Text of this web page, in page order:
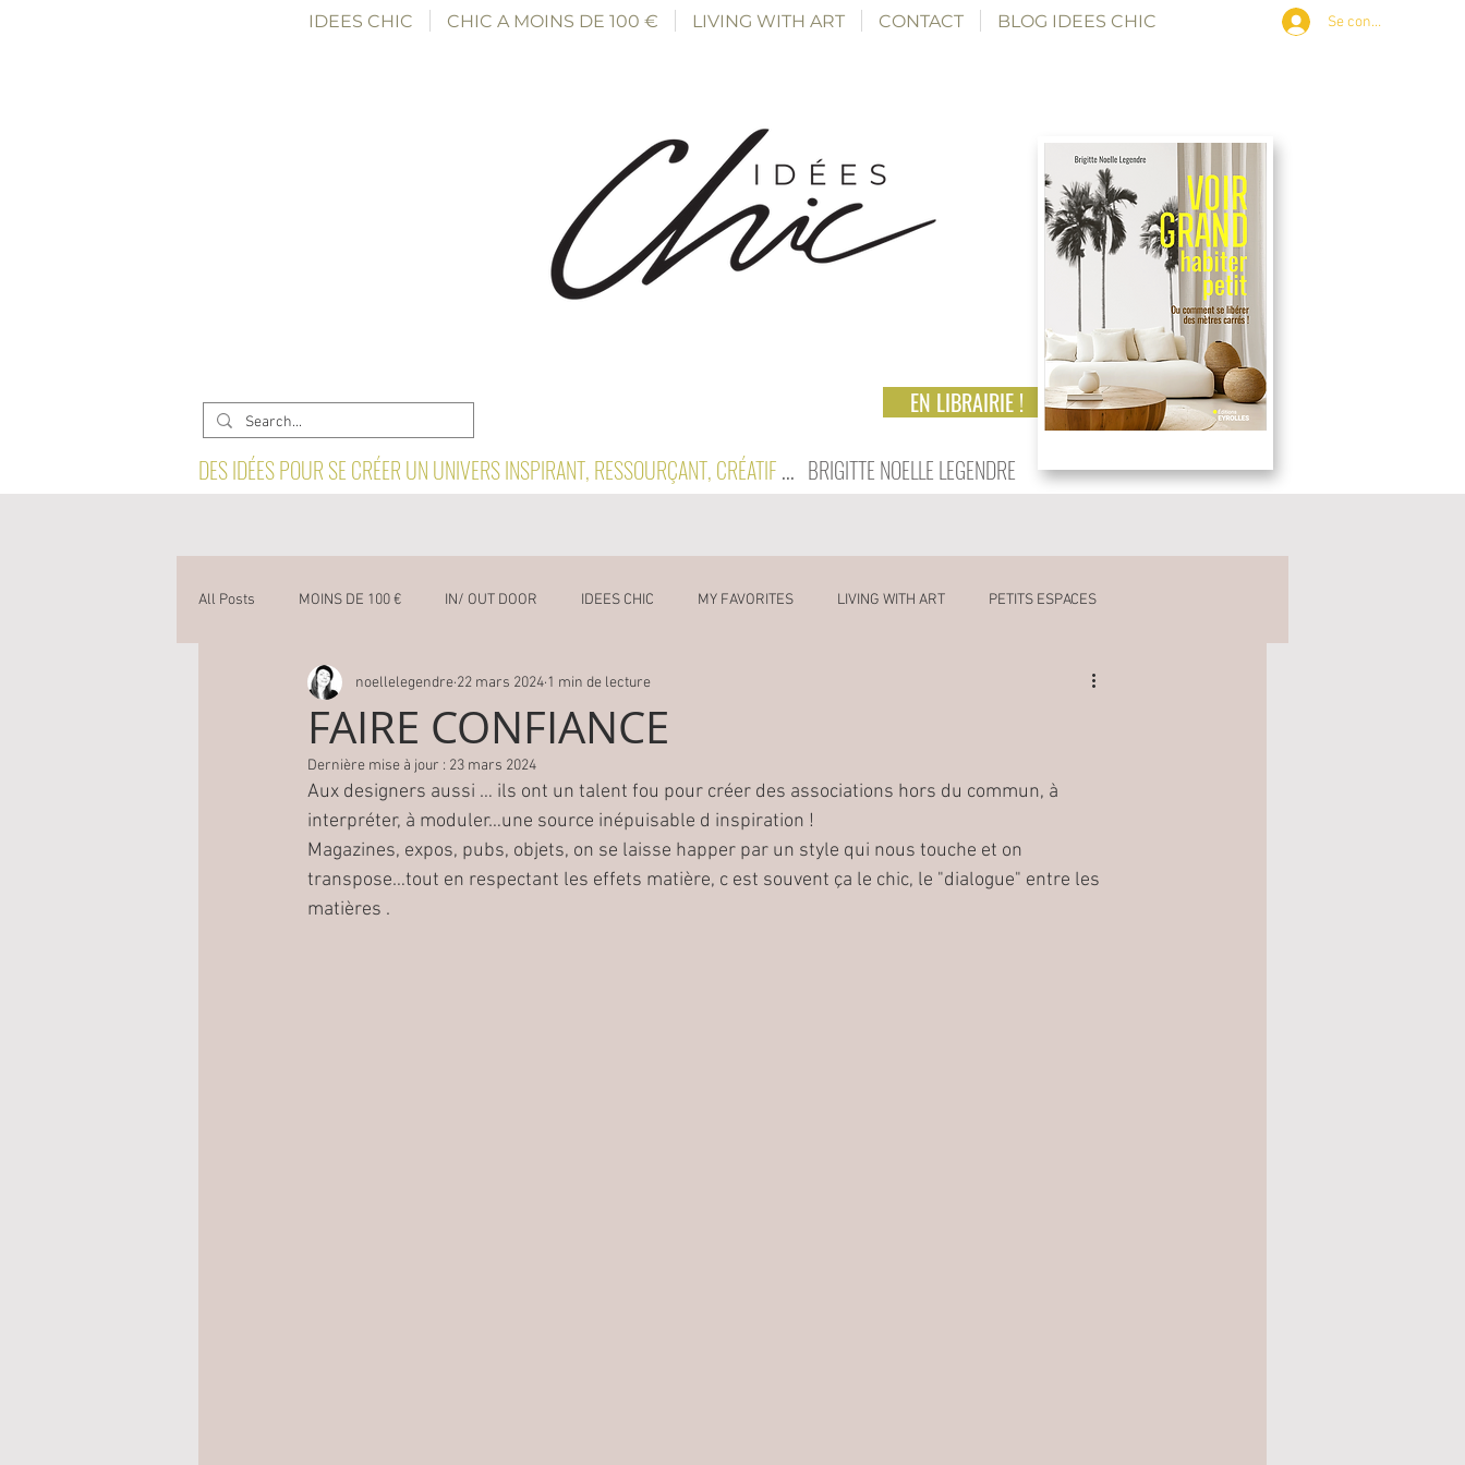
IDEES CHIC CHIC A MOINS DE 100 € LIVING WITH ART CONTACT BLOG IDEES CHIC Se connecter
DES IDÉES POUR SE CRÉER UN UNIVERS INSPIRANT, RESSOURÇANT, CRÉATIF ... BRIGITTE NOELLE LEGENDRE petits espaces
EN LIBRAIRIE !
All Posts MOINS DE 100 € IN/ OUT DOOR IDEES CHIC MY FAVORITES LIVING WITH ART PETITS ESPACES
OSER LA COULEUR
FAIRE CONFIANCE
noellelegendre 22 mars 2024 1 min de lecture
Dernière mise à jour : 23 mars 2024
Aux designers aussi … ils ont un talent fou pour créer des associations hors du commun, à
interpréter, à moduler…une source inépuisable d inspiration !
Magazines, expos, pubs, objets, on se laisse happer par un style qui nous touche et on
transpose…tout en respectant les effets matière, c est souvent ça le chic, le "dialogue" entre les
matières .